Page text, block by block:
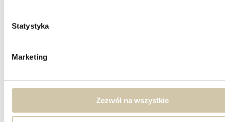
Statystyka
Marketing
Zezwól na wszystkie
KRĘGOSŁUPA
WERTEBOPLASTYKA
DENERWACJA ( WPROWADZENIE
W STAN ŚPIĄCZKI
NEUROLOGICZNEJ OKOLICY
CHOREJ)